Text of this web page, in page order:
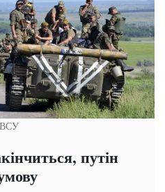
ВСУ
путін